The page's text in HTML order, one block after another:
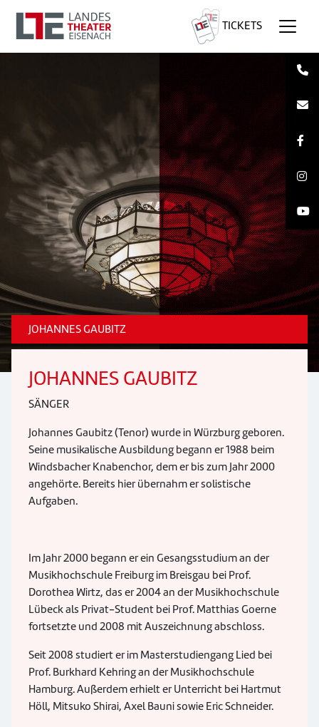
TICKETS
JOHANNES GAUBITZ
JOHANNES GAUBITZ
SÄNGER
Johannes Gaubitz (Tenor) wurde in Würzburg geboren.
Seine musikalische Ausbildung begann er 1988 beim
Windsbacher Knabenchor, dem er bis zum Jahr 2000
angehörte. Bereits hier übernahm er solistische
Aufgaben.
Im Jahr 2000 begann er ein Gesangsstudium an der
Musikhochschule Freiburg im Breisgau bei Prof.
Dorothea Wirtz, das er 2004 an der Musikhochschule
Lübeck als Privat-Student bei Prof. Matthias Goerne
fortsetzte und 2008 mit Auszeichnung abschloss.
Seit 2008 studiert er im Masterstudiengang Lied bei
Prof. Burkhard Kehring an der Musikhochschule
Hamburg. Außerdem erhielt er Unterricht bei Hartmut
Höll, Mitsuko Shirai, Axel Bauni sowie Eric Schneider.